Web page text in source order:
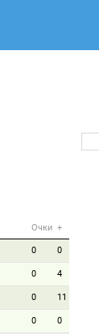
Очки +
0 0
0 4
0 11
0 0